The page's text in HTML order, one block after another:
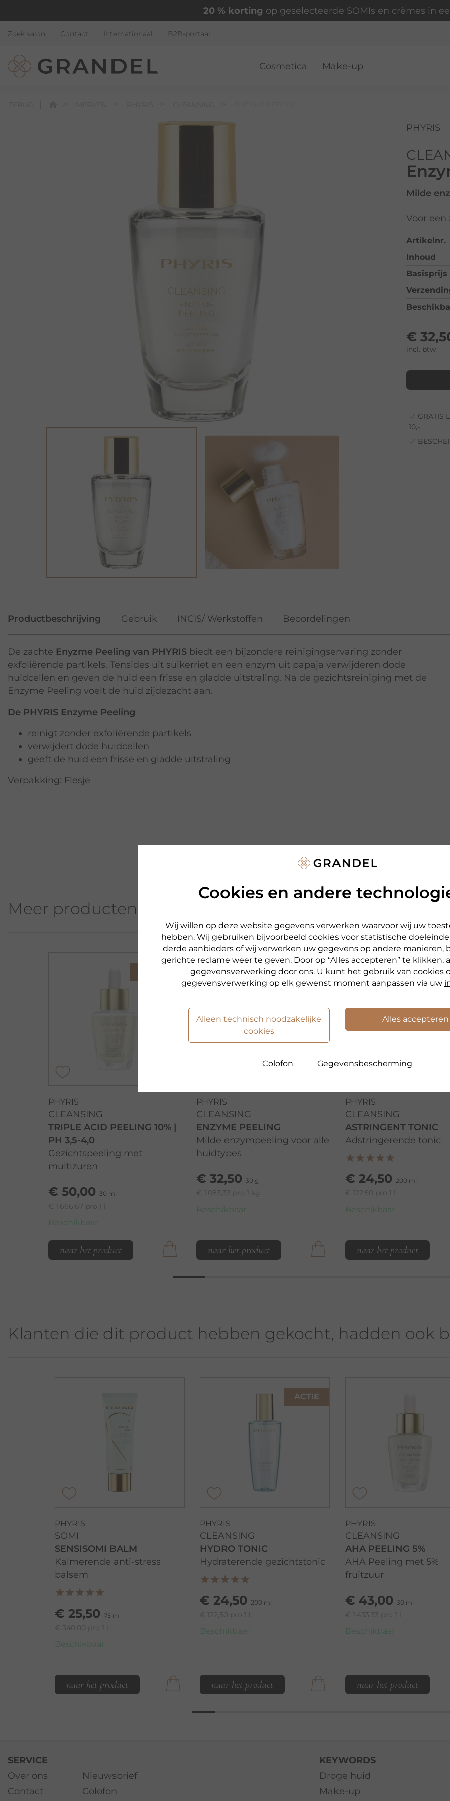
Cookies en andere
Wij willen op deze website gegevens verwerken waarvoor wij uw
hebben. Wij gebruiken bijvoorbeeld cookies voor statistische
derde aanbieders of wij verwerken uw gegevens op andere manieren,
gerichte reclame weer te geven. Door op “Alles accepteren” te klikken,
gegevensverwerking door ons. U kunt het gebruik van cookies
gegevensverwerking op elk gewenst moment aanpassen via uw
Alleen technisch noodzakelijke
cookies
Alles accepteren
Colofon Gegevensbescherming
20 % korting op geselecteerde SOMIs en crèmes in
Zoek salon Contact Internationaal B2B-portaal
Cosmetica Make-up
PHYRIS
Milde
Voor
Artikelnr.
Inhoud
Basisprijs
€
incl. btw
GRATIS
10,-
Productbeschrijving Gebruik INCIS/ Werkstoffen Beoordelingen
De zachte Enyzme Peeling van PHYRIS biedt een bijzondere reinigingservaring zonder
exfoliërende partikels. Tensides uit suikerriet en een enzym uit papaja verwijderen dode
huidcellen en geven de huid een frisse en gladde uitstraling. Na de gezichtsreiniging met de
Enzyme Peeling voelt de huid zijdezacht aan.
De PHYRIS Enzyme Peeling
reinigt zonder exfoliërende partikels
verwijdert dode huidcellen
geeft de huid een frisse en gladde uitstraling
Verpakking: Flesje
Meer producten uit deze serie
PHYRIS
CLEANSING
TRIPLE ACID PEELING 10% |
PH 3,5-4,0
Gezichtspeeling met
multizuren
€ 50,00 30 ml
€ 1.666,67 pro 1 l
Beschikbaar
naar het product
PHYRIS
CLEANSING
ENZYME PEELING
Milde enzympeeling voor alle
huidtypes
€ 32,50 30 g
€ 1.083,33 pro 1 kg
Beschikbaar
naar het product
PHYRIS
CLEANSING
ASTRINGENT TONIC
Adstringerende tonic
€ 24,50 200 ml
€ 122,50 pro 1 l
Beschikbaar
naar het product
Klanten die dit product hebben gekocht, hadden ook
PHYRIS
SOMI
SENSISOMI BALM
Kalmerende anti-stress
balsem
€ 25,50 75 ml
€ 340,00 pro 1 l
Beschikbaar
naar het product
ACTIE
PHYRIS
CLEANSING
HYDRO TONIC
Hydraterende gezichtstonic
€ 24,50 200 ml
€ 122,50 pro 1 l
Beschikbaar
naar het product
PHYRIS
CLEANSING
AHA PEELING 5%
AHA Peeling met 5%
fruitzuur
€ 43,00 30 ml
€ 1.433,33 pro 1 l
Beschikbaar
naar het product
SERVICE
Over ons
Contact
Nieuwsbrief
Colofon
KEYWORDS
Droge huid
Make-up